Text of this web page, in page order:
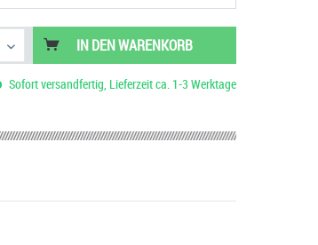
IN DENWARENKORB
Sofort versandfertig, Lieferzeit ca. 1-3 Werktage